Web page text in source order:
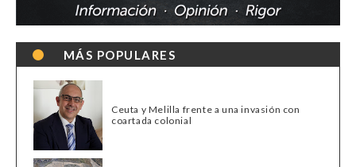
MÁS POPULARES
Ceuta y Melilla frente a una invasión con
coartada colonial